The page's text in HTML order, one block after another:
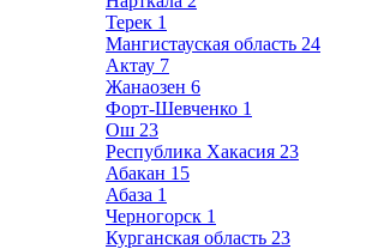
Терек 1
Мангистауская область 24
Актау 7
Жанаозен 6
Форт-Шевченко 1
Ош 23
Республика Хакасия 23
Абакан 15
Абаза 1
Черногорск 1
Курганская область 23